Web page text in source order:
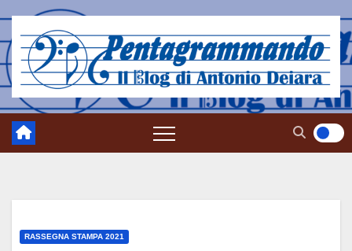
contenuto
RASSEGNA STAMPA 2021